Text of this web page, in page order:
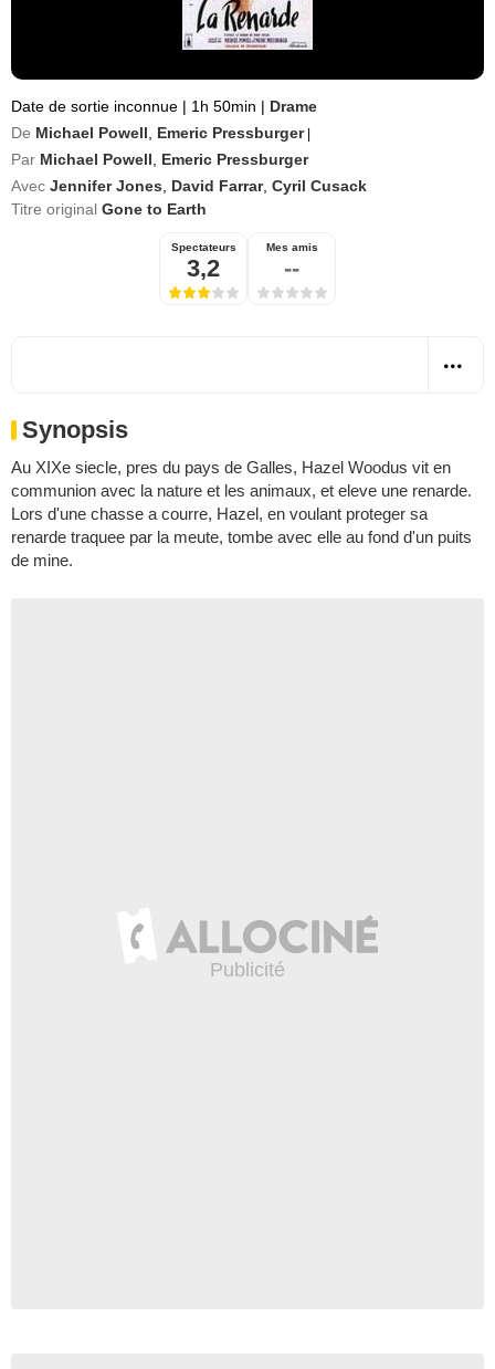
Date de sortie inconnue | 1h 50min | Drame
De Michael Powell Emeric Pressburger
Par Michael Powell
Emeric Pressburger
Avec Jennifer Jones David Farrar, Cyril Cusack
Titre original Gone to Earth
Spectateurs
3,2
Mes amis
--
Synopsis
Au XIXe siecle, pres du pays de Galles, Hazel Woodus vit en
communion avec la nature et les animaux, et eleve une renarde.
Lors d'une chasse a courre, Hazel, en voulant proteger sa
renarde traquee par la meute, tombe avec elle au fond d'un puits
de mine.